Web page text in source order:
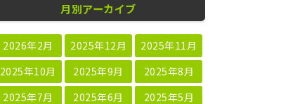
月別アーカイブ
2026年2月 2025年12月
2025年11月
2025年10月
2025年9月
2025年8月
2025年7月
2025年6月
2025年5月